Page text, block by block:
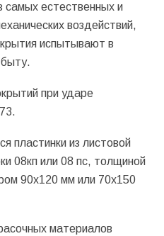
самых естественных и
воздействий,
испытывают в
быту.
при ударе
пластинки из листовой
08кп или 08 пс, толщиной
90х120 мм или 70х150
материалов